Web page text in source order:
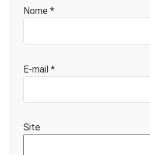
Nome *
E-mail *
Site